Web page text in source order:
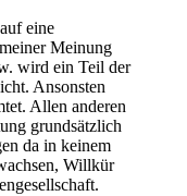
eine
Meinung
wird ein Teil der
Ansonsten
Allen anderen
grundsätzlich
da in keinem
Willkür